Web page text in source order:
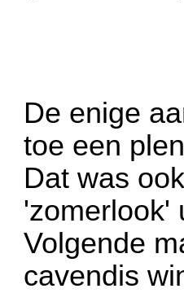
De enige
toe een
Dat was
'zomerlook'
Volgende
cavendis